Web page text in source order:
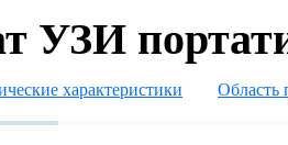
УЗИ
характеристики Область